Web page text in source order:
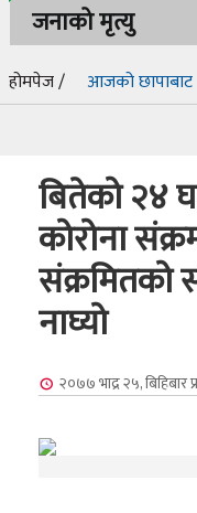
जनाको मृत्यु
होमपेज / आजको छापाबाट
बितेको २४
कोरोना
संक्रमितको
नाघ्यो
२०७७ भाद्र २५, बिहिबार